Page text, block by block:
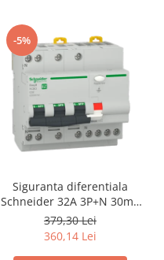
-5%
Siguranta diferentiala
Schneider 32A 3P+N 30mA
curba C tipAC 4,5kA RCBO
Easy9 EZ9D32732
379,30 Lei
360,14 Lei